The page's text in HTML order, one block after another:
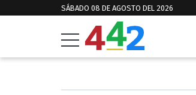
SÁBADO 08 DE AGOSTO DEL 2026